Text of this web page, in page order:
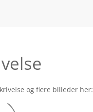
og flere billeder her: